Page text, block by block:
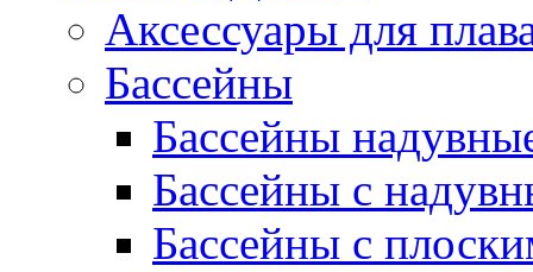
Аксессуары для
Бассейны
Бассейны
Бассейны с
Бассейны с